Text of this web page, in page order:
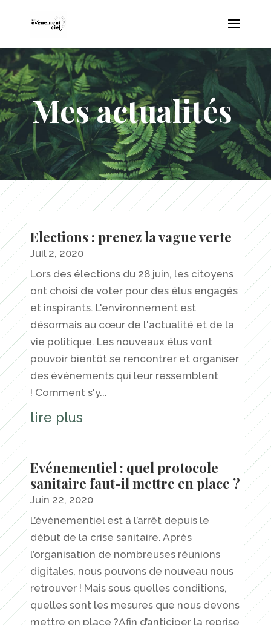
Mes actualités
Elections : prenez la vague verte
Juil 2, 2020
Lors des élections du 28 juin, les citoyens
ont choisi de voter pour des élus engagés
et inspirants. L'environnement est
désormais au cœur de l'actualité et de la
vie politique. Les nouveaux élus vont
pouvoir bientôt se rencontrer et organiser
des événements qui leur ressemblent
! Comment s'y...
lire plus
Evénementiel : quel protocole
sanitaire faut-il mettre en place ?
Juin 22, 2020
L’événementiel est à l’arrêt depuis le
début de la crise sanitaire. Après
l’organisation de nombreuses réunions
digitales, nous pouvons de nouveau nous
retrouver ! Mais sous quelles conditions,
quelles sont les mesures que nous devons
mettre en place ?Afin d’anticiper la reprise